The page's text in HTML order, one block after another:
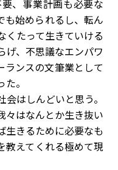
、事業計画も必要な
も始められるし、転ん
くたって生きていける
げ、不思議なエンパワ
ランスの文筆業として
。
はしんどいと思う。
々はなんとか生き抜い
生きるために必要なも
教えてくれる極めて現